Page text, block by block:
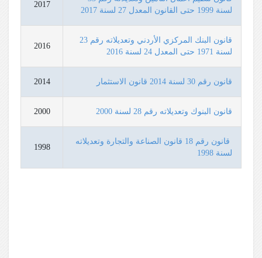
لسنة 1999 حتى القانون المعدل 27 لسنة 2017
2017
قانون البنك المركزي الأردني وتعديلاته رقم 23
لسنة 1971 حتى المعدل 24 لسنة 2016
2016
قانون رقم 30 لسنة 2014 قانون الاستثمار 2014
قانون البنوك وتعديلاته رقم 28 لسنة 2000 2000
قانون رقم 18 قانون الصناعة والتجارة وتعديلاته
لسنة 1998
1998